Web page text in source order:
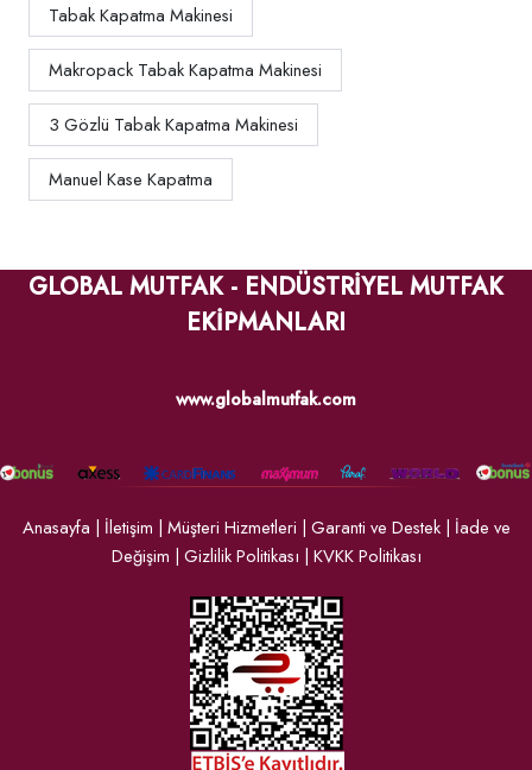
Tabak Kapatma Makinesi
Makropack Tabak Kapatma Makinesi
3 Gözlü Tabak Kapatma Makinesi
Manuel Kase Kapatma
GLOBAL MUTFAK - ENDÜSTRİYEL MUTFAK
EKİPMANLARI
www.globalmutfak.com
Anasayfa | İletişim | Müşteri Hizmetleri | Garanti ve Destek| İade ve
Değişim | Gizlilik Politikası | KVKK Politikası